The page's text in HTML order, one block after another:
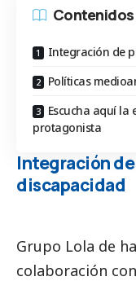
Contenidos
Integración de
Políticas
Escucha aquí la
protagonista
Integración
discapacidad
Grupo Lola de
colaboración